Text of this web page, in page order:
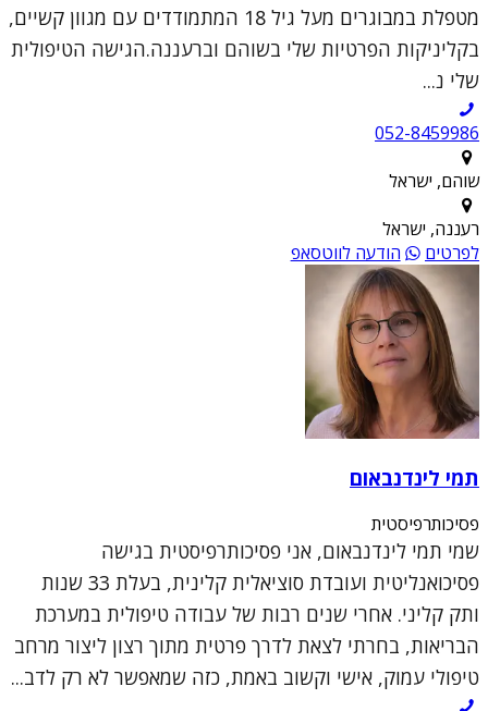
מטפלת במבוגרים מעל גיל 18 המתמודדים עם מגוון קשיים,
בקליניקות הפרטיות שלי בשוהם וברעננה.הגישה הטיפולית
שלי נ...
052-8459986
שוהם, ישראל
רעננה, ישראל
לפרטים
הודעה לווטסאפ
תמי לינדנבאום
פסיכותרפיסטית
שמי תמי לינדנבאום, אני פסיכותרפיסטית בגישה
פסיכואנליטית ועובדת סוציאלית קלינית, בעלת 33 שנות
ותק קליני. אחרי שנים רבות של עבודה טיפולית במערכת
הבריאות, בחרתי לצאת לדרך פרטית מתוך רצון ליצור מרחב
טיפולי עמוק, אישי וקשוב באמת, כזה שמאפשר לא רק לדב...